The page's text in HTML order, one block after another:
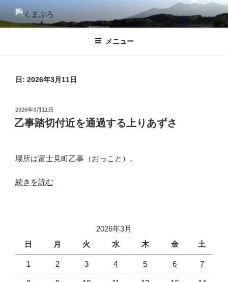
ン
テ
くまぶろ
くまが入る温泉じゃありません。私くまぱぱのブログということで・・
メニュー
日: 2026年3月11日
投
稿
日:
2026年3月11日
乙事踏切付近を通過する上りあずさ
場所は富士見町乙事（おっこと）。
“乙
を
続きを読む
2026年3月
日
月 火 水 木 金 土
1 2 3 4 5 6 7